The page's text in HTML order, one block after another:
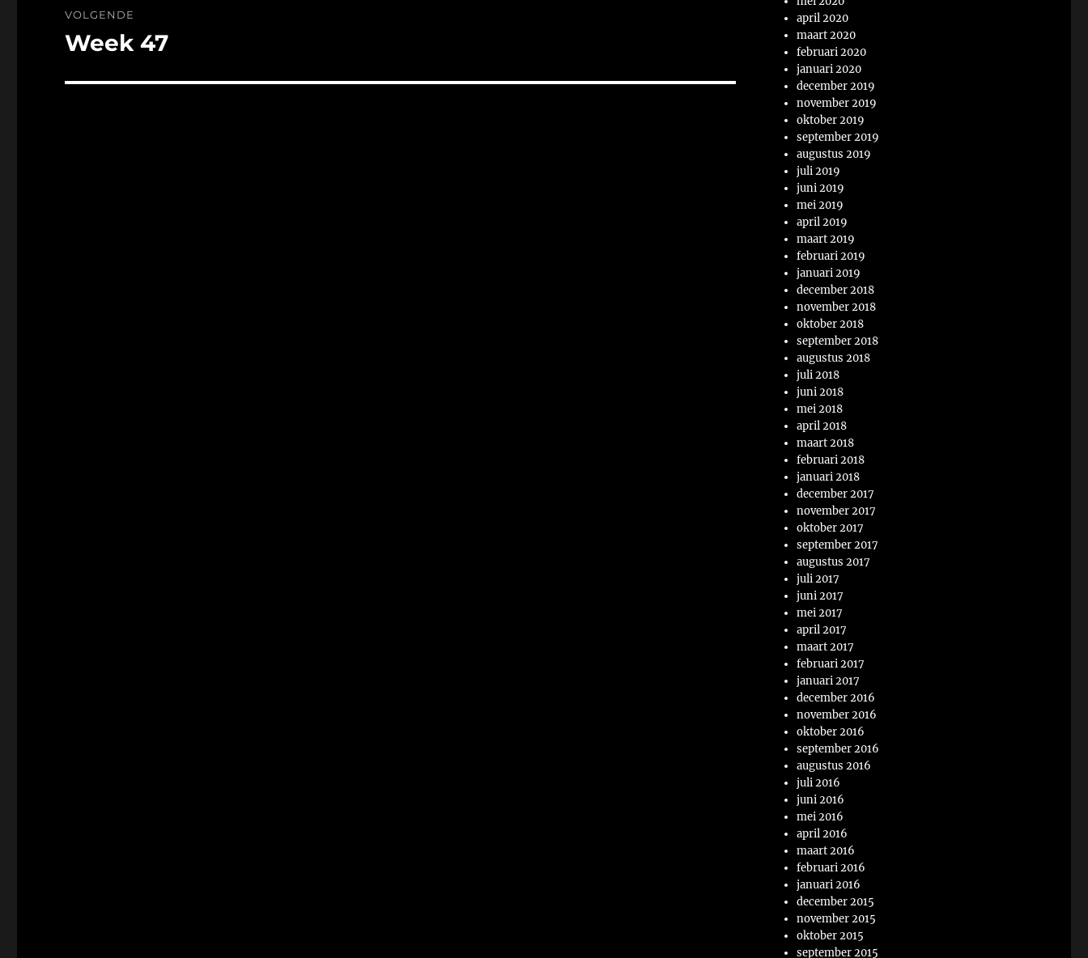
VOLGENDE
Volgend
Week 47
april 2020
maart 2020
februari 2020
januari 2020
december 2019
november 2019
oktober 2019
september 2019
augustus 2019
juli 2019
juni 2019
mei 2019
april 2019
maart 2019
februari 2019
januari 2019
december 2018
november 2018
oktober 2018
september 2018
augustus 2018
juli 2018
juni 2018
mei 2018
april 2018
maart 2018
februari 2018
januari 2018
december 2017
november 2017
oktober 2017
september 2017
augustus 2017
juli 2017
juni 2017
mei 2017
april 2017
maart 2017
februari 2017
januari 2017
december 2016
november 2016
oktober 2016
september 2016
augustus 2016
juli 2016
juni 2016
mei 2016
april 2016
maart 2016
februari 2016
januari 2016
december 2015
november 2015
oktober 2015
september 2015